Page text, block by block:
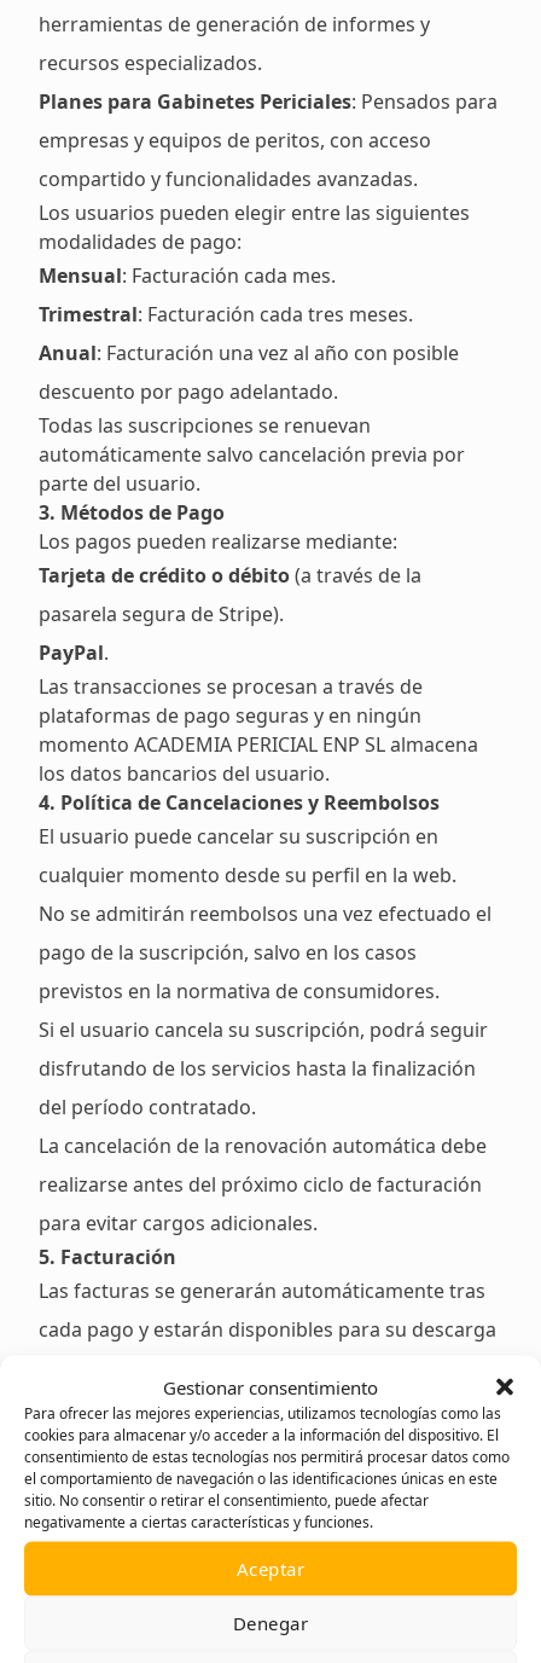
Gestionar consentimiento
Para ofrecer las mejores experiencias, utilizamos tecnologías como las
cookies para almacenar y/o acceder a la información del dispositivo. El
consentimiento de estas tecnologías nos permitirá procesar datos como
el comportamiento de navegación o las identificaciones únicas en este
sitio. No consentir o retirar el consentimiento, puede afectar
negativamente a ciertas características y funciones.
Aceptar
Denegar
herramientas de generación de informes y
recursos especializados.
Planes para Gabinetes Periciales: Pensados para
empresas y equipos de peritos, con acceso
compartido y funcionalidades avanzadas.
Los usuarios pueden elegir entre las siguientes
modalidades de pago:
Mensual: Facturación cada mes.
Trimestral: Facturación cada tres meses.
Anual: Facturación una vez al año con posible
descuento por pago adelantado.
Todas las suscripciones se renuevan
automáticamente salvo cancelación previa por
parte del usuario.
3. Métodos de Pago
Los pagos pueden realizarse mediante:
Tarjeta de crédito o débito(a través de la
pasarela segura de Stripe).
PayPal.
Las transacciones se procesan a través de
plataformas de pago seguras y en ningún
momento ACADEMIA PERICIAL ENP SL almacena
los datos bancarios del usuario.
4. Política de Cancelaciones y Reembolsos
El usuario puede cancelar su suscripción en
cualquier momento desde su perfil en la web.
No se admitirán reembolsos una vez efectuado el
pago de la suscripción, salvo en los casos
previstos en la normativa de consumidores.
Si el usuario cancela su suscripción, podrá seguir
disfrutando de los servicios hasta la finalización
del período contratado.
La cancelación de la renovación automática debe
realizarse antes del próximo ciclo de facturación
para evitar cargos adicionales.
5. Facturación
Las facturas se generarán automáticamente tras
cada pago y estarán disponibles para su descarga
En caso de requerir una factura con datos fiscales
específicos, el usuario deberá actualizar su
información en la plataforma antes de la emisión
de la factura correspondiente.
Al contratar una suscripción, el usuario se